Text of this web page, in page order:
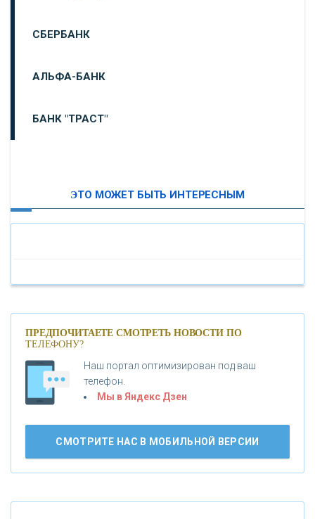
СБЕРБАНК
АЛЬФА-БАНК
БАНК "ТРАСТ"
«БАНК САНКТ-ПЕТЕРБУРГ»
«ПРОМСВЯЗЬБАНК»
«НОВИКОМБАНК»
«ВНЕШПРОМБАНК»
«БАНК ЮГРА»
ЭТО МОЖЕТ БЫТЬ ИНТЕРЕСНЫМ
ПРЕДПОЧИТАЕТЕ СМОТРЕТЬ НОВОСТИ ПО
ТЕЛЕФОНУ?
Наш портал оптимизирован под ваш
телефон.
Мы в Яндекс Дзен
СМОТРИТЕ НАС В МОБИЛЬНОЙ ВЕРСИИ